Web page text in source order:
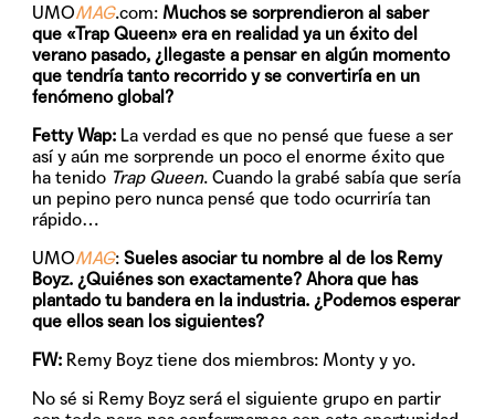
UMOMAG.com: Muchos se sorprendieron al saber
que «Trap Queen» era en realidad ya un éxito del
verano pasado, ¿llegaste a pensar en algún momento
que tendría tanto recorrido y se convertiría en un
fenómeno global?
Fetty Wap: La verdad es que no pensé que fuese a ser
así y aún me sorprende un poco el enorme éxito que
ha tenido Trap Queen. Cuando la grabé sabía que sería
un pepino pero nunca pensé que todo ocurriría tan
rápido…
UMOMAG: Sueles asociar tu nombre al de los Remy
Boyz. ¿Quiénes son exactamente? Ahora que has
plantado tu bandera en la industria. ¿Podemos esperar
que ellos sean los siguientes?
FW: Remy Boyz tiene dos miembros: Monty y yo.
No sé si Remy Boyz será el siguiente grupo en partir